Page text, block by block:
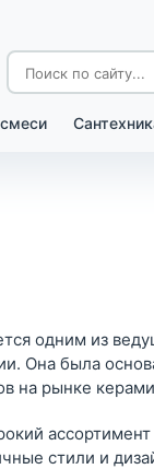
одним из
Она была
на рынке
стили и